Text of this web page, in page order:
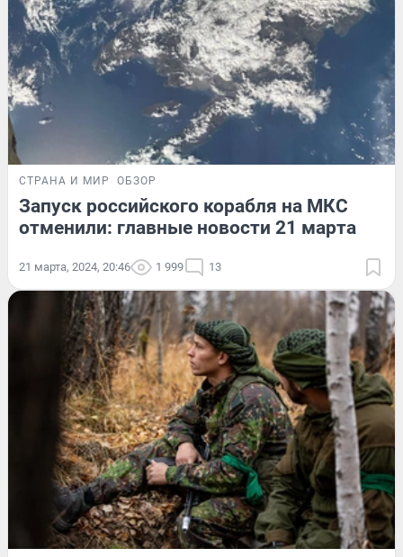
СТРАНА И МИР ОБЗОР
Запуск российского корабля на МКС
отменили: главные новости 21 марта
21 марта, 2024, 20:46 1 999 13